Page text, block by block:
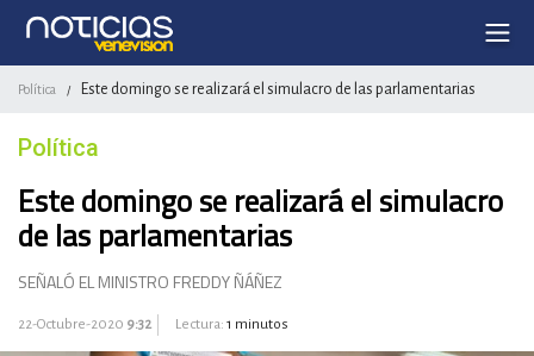
Política / Este domingo se realizará el simulacro de las parlamentarias
Política
Este domingo se realizará el simulacro
de las parlamentarias
SEÑALÓ EL MINISTRO FREDDY ÑÁÑEZ
22-Octubre-2020 9:32 Lectura: 1 minutos